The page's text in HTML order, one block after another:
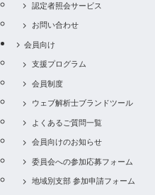
認定者照会サービス
お問い合わせ
会員向け
支援プログラム
会員制度
ウェブ解析士ブランドツール
よくあるご質問一覧
会員向けのお知らせ
委員会への参加応募フォーム
地域別支部 参加申請フォーム